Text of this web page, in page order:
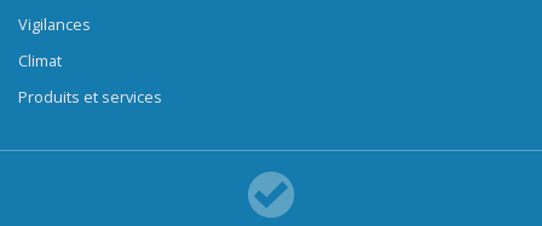
Vigilances
Climat
Produits et services